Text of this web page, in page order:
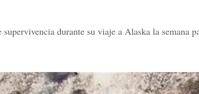
durante su viaje a Alaska la semana